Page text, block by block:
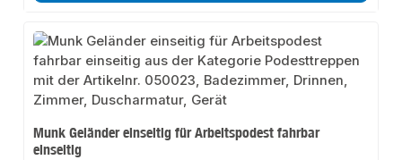
Munk Geländer einseitig für Arbeitspodest fahrbar
einseitig